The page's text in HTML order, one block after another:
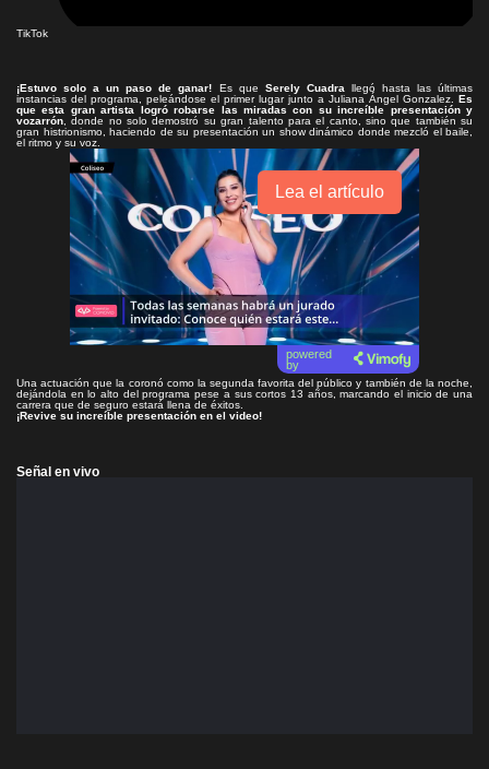
TikTok
¡Estuvo solo a un paso de ganar! Es que Serely Cuadra llegó hasta las últimas
instancias del programa, peleándose el primer lugar junto a Juliana Ángel Gonzalez. Es
que esta gran artista logró robarse las miradas con su increíble presentación y
vozarrón , donde no solo demostró su gran talento para el canto, sino que también su
gran histrionismo, haciendo de su presentación un show dinámico donde mezcló el baile,
el ritmo y su voz.
Lea el artículo
powered
by
Una actuación que la coronó como la segunda favorita del público y también de la noche,
dejándola en lo alto del programa pese a sus cortos 13 años, marcando el inicio de una
carrera que de seguro estará llena de éxitos.
¡Revive su increíble presentación en el video!
Señal en vivo